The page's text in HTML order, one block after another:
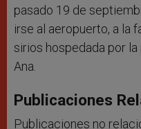
pasado 19 de
irse al aeropuerto, a la
sirios hospedada por
Ana.
Publicaciones
Publicaciones no